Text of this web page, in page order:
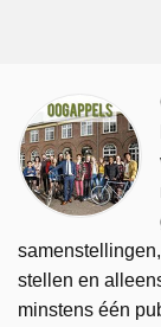
stellen en
minstens één